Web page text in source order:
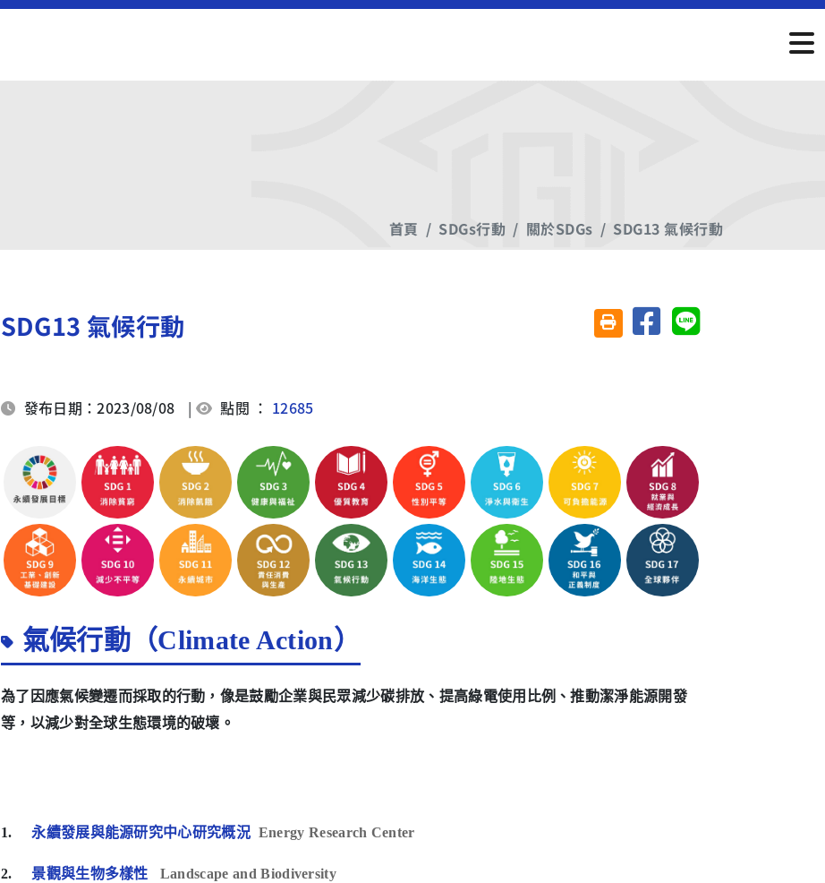
首頁 SDGs行動 關於SDGs SDG13 氣候行動
SDG13 氣候行動 友善列印(另開視窗)
分享至臉書分享至 Line
發布日期：2023/08/08 | 點閱 ： 12685
氣候行動（Climate Action）
為了因應氣候變遷而採取的行動，像是鼓勵企業與民眾減少碳排放、提高綠電使用比例、推動潔淨能源開發
等，以減少對全球生態環境的破壞。
1.永續發展與能源研究中心研究概況 Energy Research Center
2.景觀與生物多樣性 Landscape and Biodiversity